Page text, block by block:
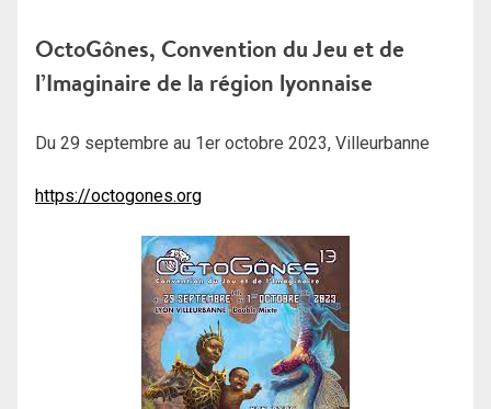
OctoGônes, Convention du Jeu et de
l’Imaginaire de la région lyonnaise
Du 29 septembre au 1er octobre 2023, Villeurbanne
https://octogones.org